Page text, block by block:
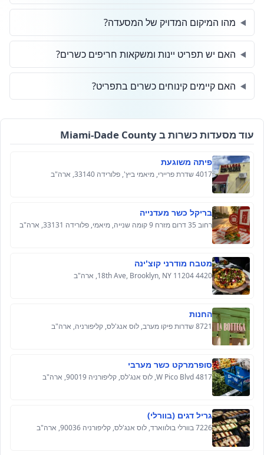
מהו המיקום המדויק של המסעדה?
האם יש תפריט יינות ומשקאות חריפים כשרים?
האם קיימים קינוחים כשרים בתפריט?
עוד מסעדות כשרות ב Miami-Dade County
פיתה משוגעת
4017 שדרת פריירי, מיאמי ביץ', פלורידה 33140, ארה"ב
בריקל כשר מעדנייה
רחוב 35 דרום מזרח 9 קומה שנייה, מיאמי, פלורידה 33131, ארה"ב
מטבח מודרני קוצ'ינה
4420 18th Ave, Brooklyn, NY 11204, ארה"ב
החנות
8721 שדרות פיקו מערב, לוס אנג'לס, קליפורניה, ארה"ב
סופרמרקט כשר מערבי
4817 W Pico Blvd, לוס אנג'לס, קליפורניה 90019, ארה"ב
גריל דגים (בוורלי)
7226 בוורלי בולווארד, לוס אנג'לס, קליפורניה 90036, ארה"ב